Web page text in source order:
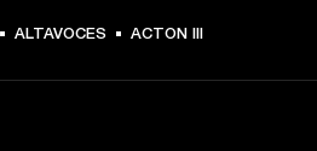
ALTAVOCES ACTON III